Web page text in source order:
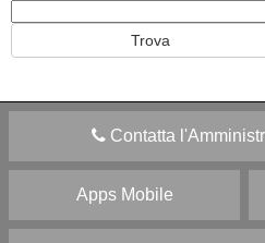
Contatta
Apps Mobile